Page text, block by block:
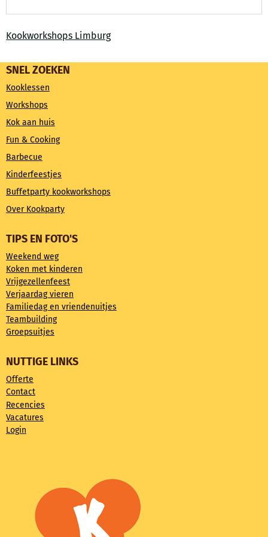
Kookworkshops Limburg
SNEL ZOEKEN
Kooklessen
Workshops
Kok aan huis
Fun & Cooking
Barbecue
Kinderfeestjes
Buffetparty kookworkshops
Over Kookparty
TIPS EN FOTO'S
Weekend weg
Koken met kinderen
Vrijgezellenfeest
Verjaardag vieren
Familiedag en vriendenuitjes
Teambuilding
Groepsuitjes
NUTTIGE LINKS
Offerte
Contact
Recencies
Vacatures
Login